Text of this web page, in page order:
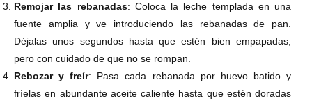
Remojar las rebanadas: Coloca la leche templada en una
fuente amplia y ve introduciendo las rebanadas de pan.
Déjalas unos segundos hasta que estén bien empapadas,
pero con cuidado de que no se rompan.
Rebozar y freír: Pasa cada rebanada por huevo batido y
fríelas en abundante aceite caliente hasta que estén doradas